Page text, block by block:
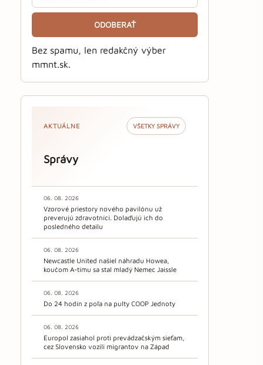
ODOBERAŤ
Bez spamu, len redakčný výber
mmnt.sk.
AKTUÁLNE VŠETKY SPRÁVY
Správy
06. 08. 2026
Vzorové priestory nového pavilónu už
preverujú zdravotníci. Dolaďujú ich do
posledného detailu
06. 08. 2026
Newcastle United našiel náhradu Howea,
koučom A-tímu sa stal mladý Nemec Jaissle
06. 08. 2026
Do 24 hodín z poľa na pulty COOP Jednoty
06. 08. 2026
Europol zasiahol proti prevádzačským sieťam,
cez Slovensko vozili migrantov na Západ